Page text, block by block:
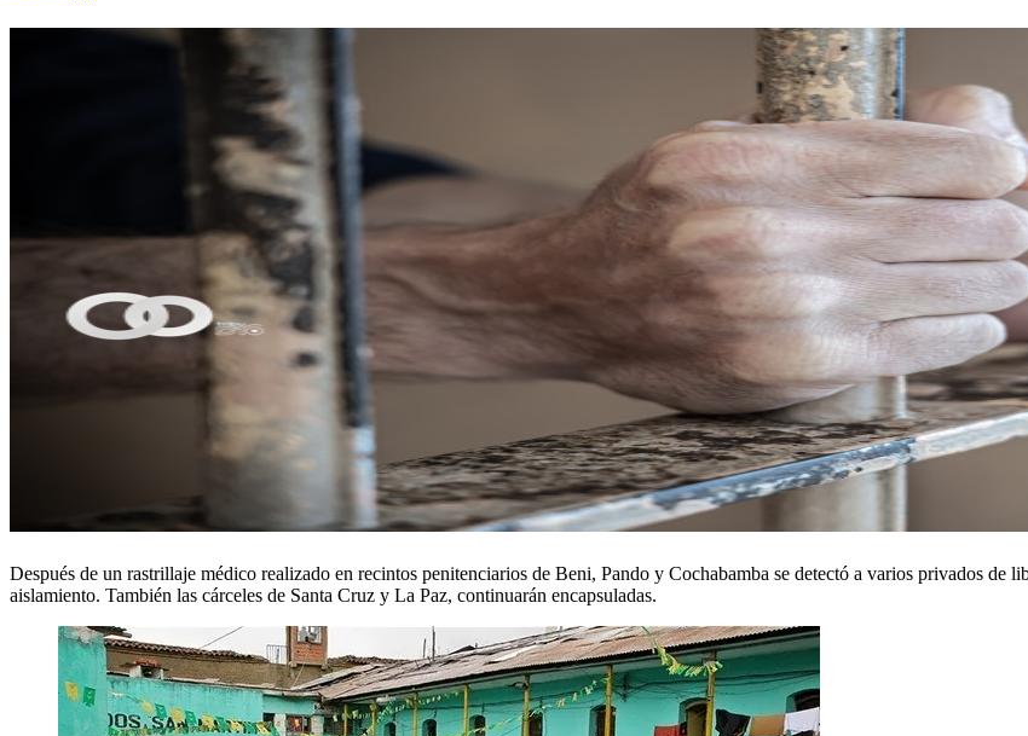
Después de un rastrillaje médico realizado en recintos penitenciarios de Beni, Pando y Cochabamba se detectó a varios privados de
aislamiento. También las cárceles de Santa Cruz y La Paz, continuarán encapsuladas.